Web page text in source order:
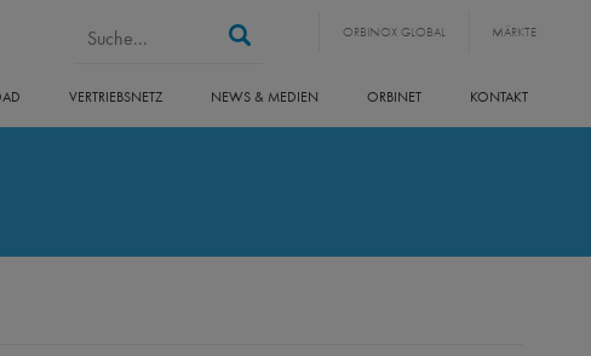
MÄRKTE
ORBINOX GLOBAL
Suchformular
Suche
VERTRIEBSNETZ NEWS & MEDIEN ORBINET KONTAKT